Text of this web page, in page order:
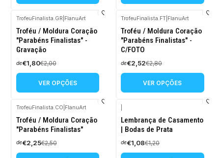
-10%
DESCONTO
TrofeuFinalista.GR FlanuArt
Troféu / Moldura Coração
"Parabéns Finalistas" -
Gravação
de€1,80€2,00
VER OPÇÕES
-10%
DESCONTO
TrofeuFinalista.FT FlanuArt
Troféu / Moldura Coração
"Parabéns Finalistas" -
C/FOTO
de€2,52€2,80
VER OPÇÕES
-10%
DESCONTO
TrofeuFinalista.CO FlanuArt
Troféu / Moldura Coração
"Parabéns Finalistas"
de€2,25€2,50
-10%
DESCONTO
Lembrança de Casamento
| Bodas de Prata
de€1,08€1,20